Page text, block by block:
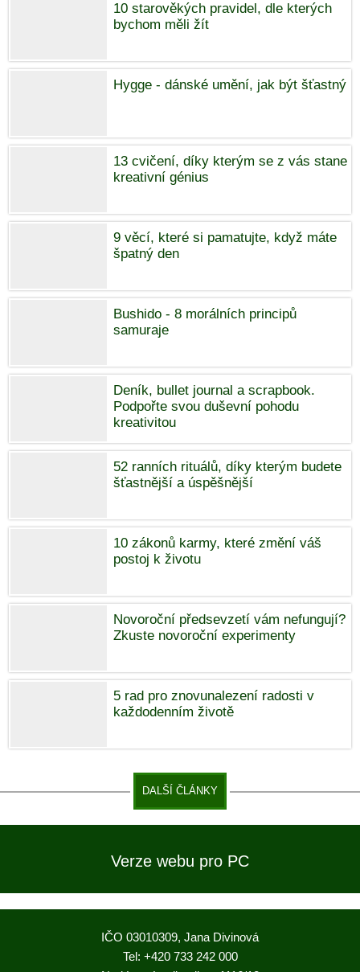
10 starověkých pravidel, dle kterých
bychom měli žít
Hygge - dánské umění, jak být šťastný
13 cvičení, díky kterým se z vás stane
kreativní génius
9 věcí, které si pamatujte, když máte
špatný den
Bushido - 8 morálních principů
samuraje
Deník, bullet journal a scrapbook.
Podpořte svou duševní pohodu
kreativitou
52 ranních rituálů, díky kterým budete
šťastnější a úspěšnější
10 zákonů karmy, které změní váš
postoj k životu
Novoroční předsevzetí vám nefungují?
Zkuste novoroční experimenty
5 rad pro znovunalezení radosti v
každodenním životě
DALŠÍ ČLÁNKY
Verze webu pro PC
IČO 03010309, Jana Divinová
Tel: +420 733 242 000